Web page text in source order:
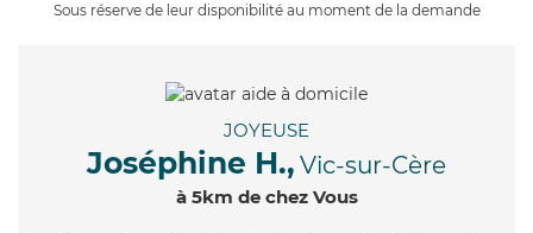
Sous réserve de leur disponibilité au moment de la demande
JOYEUSE
Joséphine H., Vic-sur-Cère
à 5km de chez Vous